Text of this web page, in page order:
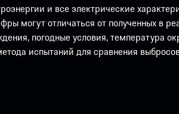
и все электрические
могут отличаться от полученных в
погодные условия, температура
испытаний для сравнения